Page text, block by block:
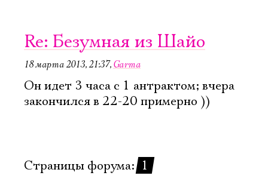
Re: Безумная из Шайо
18 марта 2013, 21:37, Garma
Он идет 3 часа с 1 антрактом; вчера
закончился в 22-20 примерно ))
Страницы форума: 1